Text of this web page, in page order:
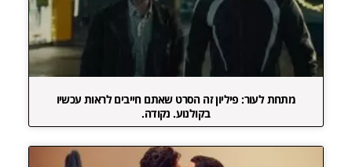
מתחת לעור: פיליון זה הסרט שאתם חייבים לראות עכשיו
בקולנוע. נקודה.